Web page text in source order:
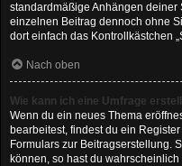
standardmäßige Anhängen deiner
einzelnen Beitrag dennoch ohne
dort einfach das Kontrollkästchen
Nach oben
Wie kann ich eine Umfrage
Wenn du ein neues Thema
bearbeitest, findest du ein
Formulars zur Beitragserstellung.
können, so hast du